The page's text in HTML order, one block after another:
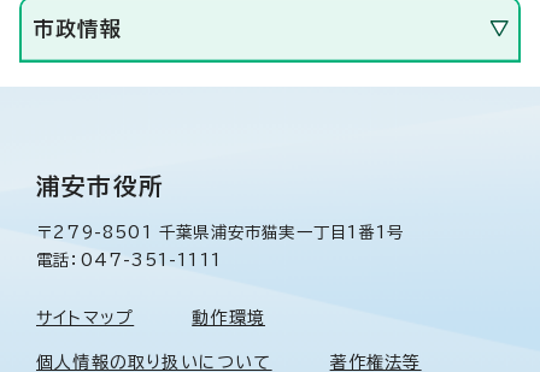
市政情報
浦安市役所
〒279-8501 千葉県浦安市猫実一丁目1番1号
電話：047-351-1111
サイトマップ 動作環境
個人情報の取り扱いについて 著作権法等